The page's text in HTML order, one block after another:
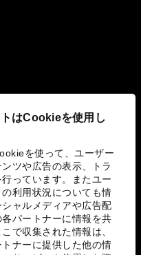
はCookieを使用し
を使って、ユーザー
ツや広告の表示、トラ
っています。またユー
利用状況についても情
ャルメディアや広告配
パートナーに情報を共
で収集された情報は、
ナーに提供した他の情